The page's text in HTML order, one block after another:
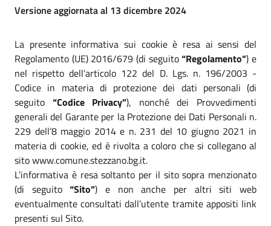
Versione aggiornata al 13 dicembre 2024
La presente informativa sui cookie è resa ai sensi del
Regolamento (UE) 2016/679 (di seguito“Regolamento”) e
nel rispetto dell’articolo 122 del D. Lgs. n. 196/2003 -
Codice in materia di protezione dei dati personali (di
seguito “Codice Privacy”), nonché dei Provvedimenti
generali del Garante per la Protezione dei Dati Personali n.
229 dell’8 maggio 2014 e n. 231 del 10 giugno 2021 in
materia di cookie, ed è rivolta a coloro che si collegano al
sito www.comune.stezzano.bg.it.
L’informativa è resa soltanto per il sito sopra menzionato
(di seguito“Sito”) e non anche per altri siti web
eventualmente consultati dall’utente tramite appositi link
presenti sul Sito.